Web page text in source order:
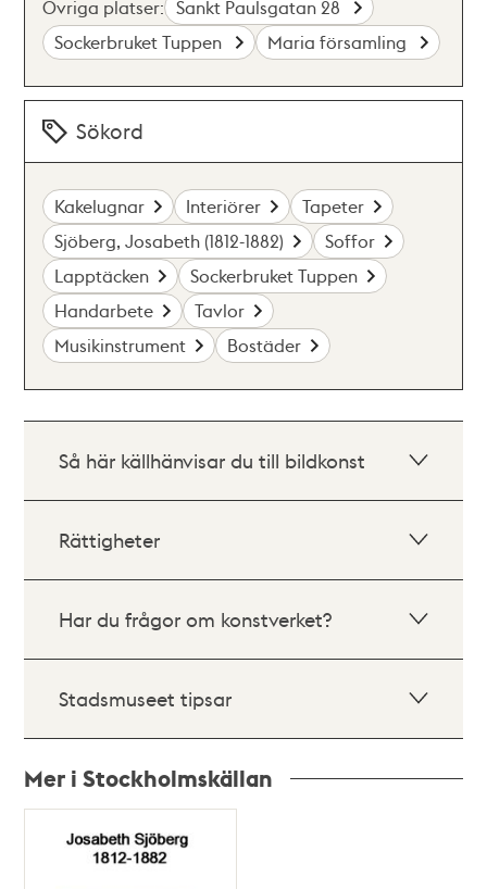
Övriga platser: Sankt Paulsgatan 28
Sockerbruket Tuppen
Maria församling
Sökord
Kakelugnar Interiörer
Tapeter
Sjöberg, Josabeth (1812-1882)
Soffor
Lapptäcken
Sockerbruket Tuppen
Handarbete
Tavlor
Musikinstrument
Bostäder
Så här källhänvisar du till bildkonst
Rättigheter
Har du frågor om konstverket?
Stadsmuseet tipsar
Mer i Stockholmskällan
poster